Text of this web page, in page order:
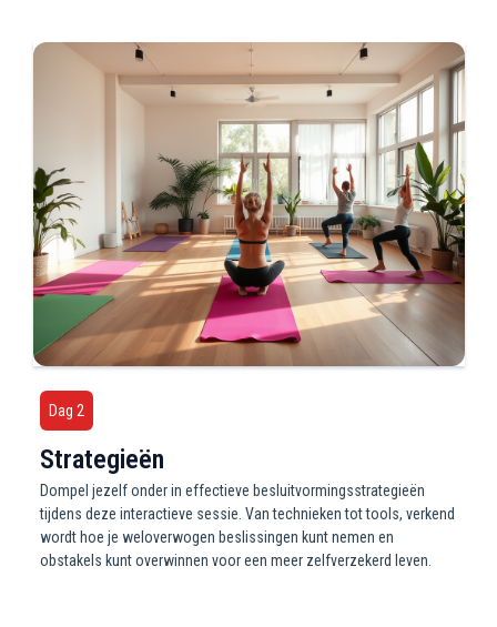
Dag 2
Strategieën
Dompel jezelf onder in effectieve besluitvormingsstrategieën
tijdens deze interactieve sessie. Van technieken tot tools, verkend
wordt hoe je weloverwogen beslissingen kunt nemen en
obstakels kunt overwinnen voor een meer zelfverzekerd leven.